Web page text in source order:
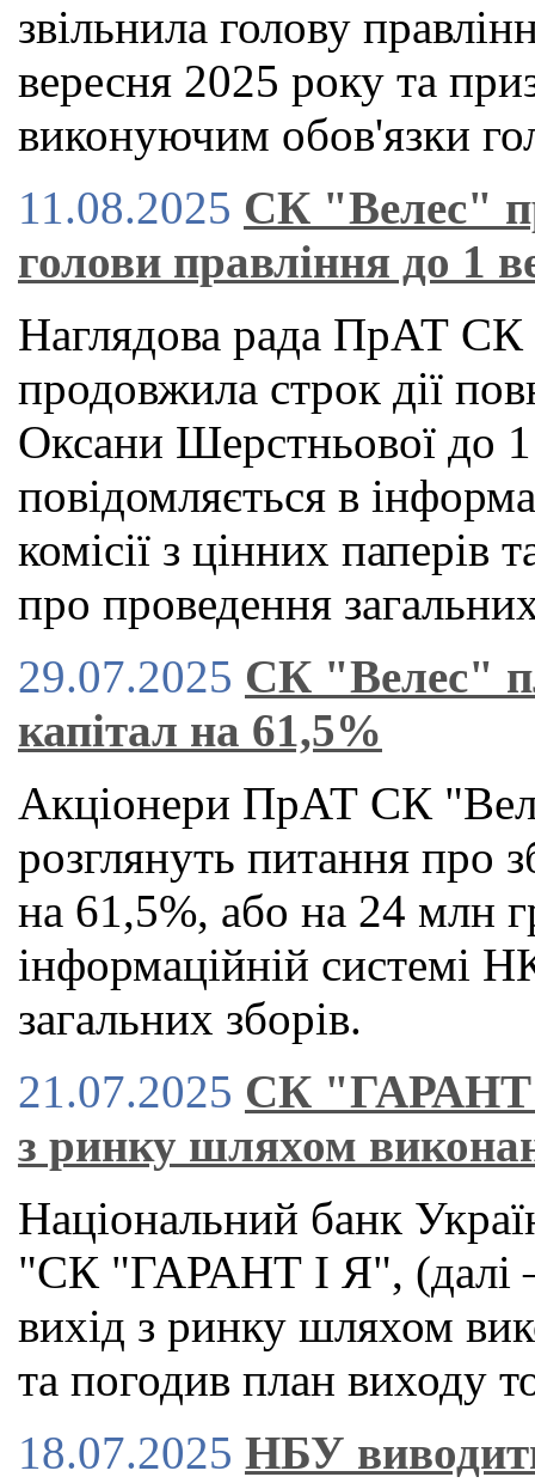
звільнила голову
вересня 2025 року та
виконуючим обов'язки
11.08.2025 СК "Велес"
голови правління до 1
Наглядова рада ПрАТ
продовжила строк дії
Оксани Шерстньової до
повідомляється в
комісії з цінних
про проведення
29.07.2025 СК "Велес"
капітал на 61,5%
Акціонери ПрАТ СК
розглянуть питання про
на 61,5%, або на 24 млн
інформаційній системі
загальних зборів.
21.07.2025 СК "ГАРАНТ
з ринку шляхом
Національний банк
"СК "ГАРАНТ І Я",
вихід з ринку шляхом
та погодив план виходу
18.07.2025 НБУ